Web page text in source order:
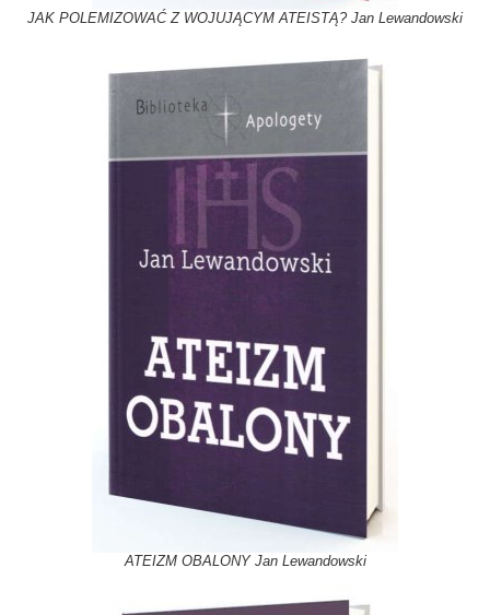
JAK POLEMIZOWAĆ Z WOJUJĄCYM ATEISTĄ? Jan Lewandowski
ATEIZM OBALONY Jan Lewandowski